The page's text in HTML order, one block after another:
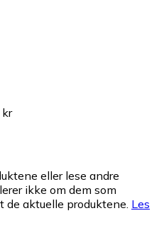
eller lese andre
ikke om dem som
de aktuelle produktene. Les